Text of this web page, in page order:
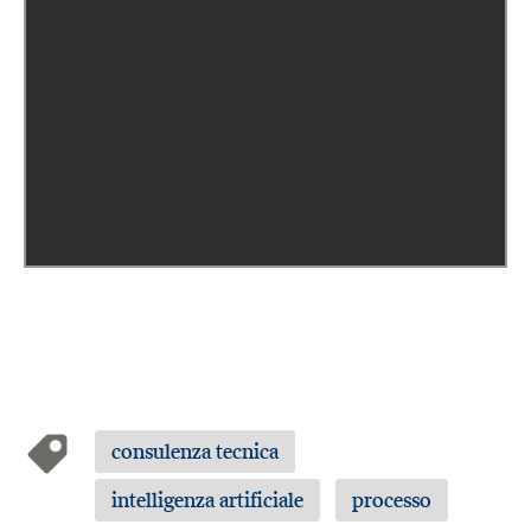
consulenza tecnica
intelligenza artificiale
processo